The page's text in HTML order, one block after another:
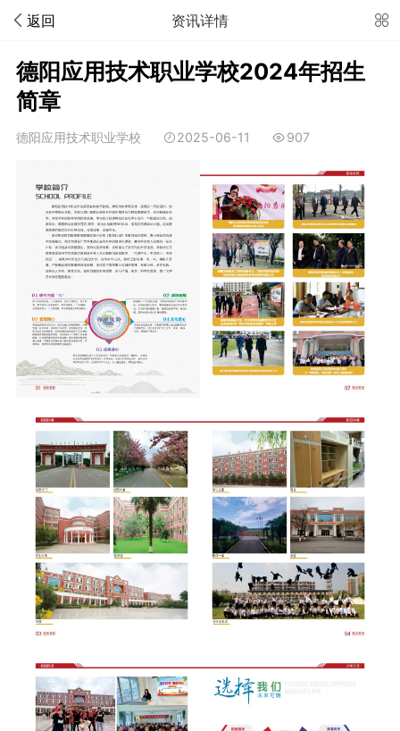
返回 资讯详情
德阳应用技术职业学校2024年招生
简章
德阳应用技术职业学校 2025-06-11 907